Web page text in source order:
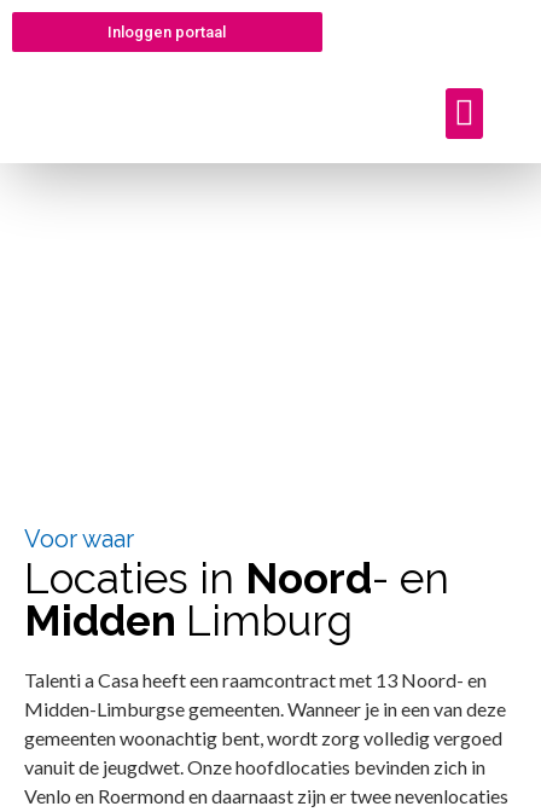
Inloggen portaal
Voor waar
Locaties in Noord- en
Midden Limburg
Talenti a Casa heeft een raamcontract met 13 Noord- en
Midden-Limburgse gemeenten. Wanneer je in een van deze
gemeenten woonachtig bent, wordt zorg volledig vergoed
vanuit de jeugdwet. Onze hoofdlocaties bevinden zich in
Venlo en Roermond en daarnaast zijn er twee nevenlocaties